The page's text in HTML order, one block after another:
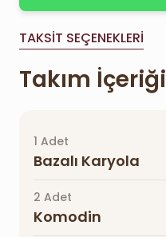
TAKSIT SEÇENEKLERI
Takım İçeriği
1 Adet
Bazalı Karyola
2 Adet
Komodin